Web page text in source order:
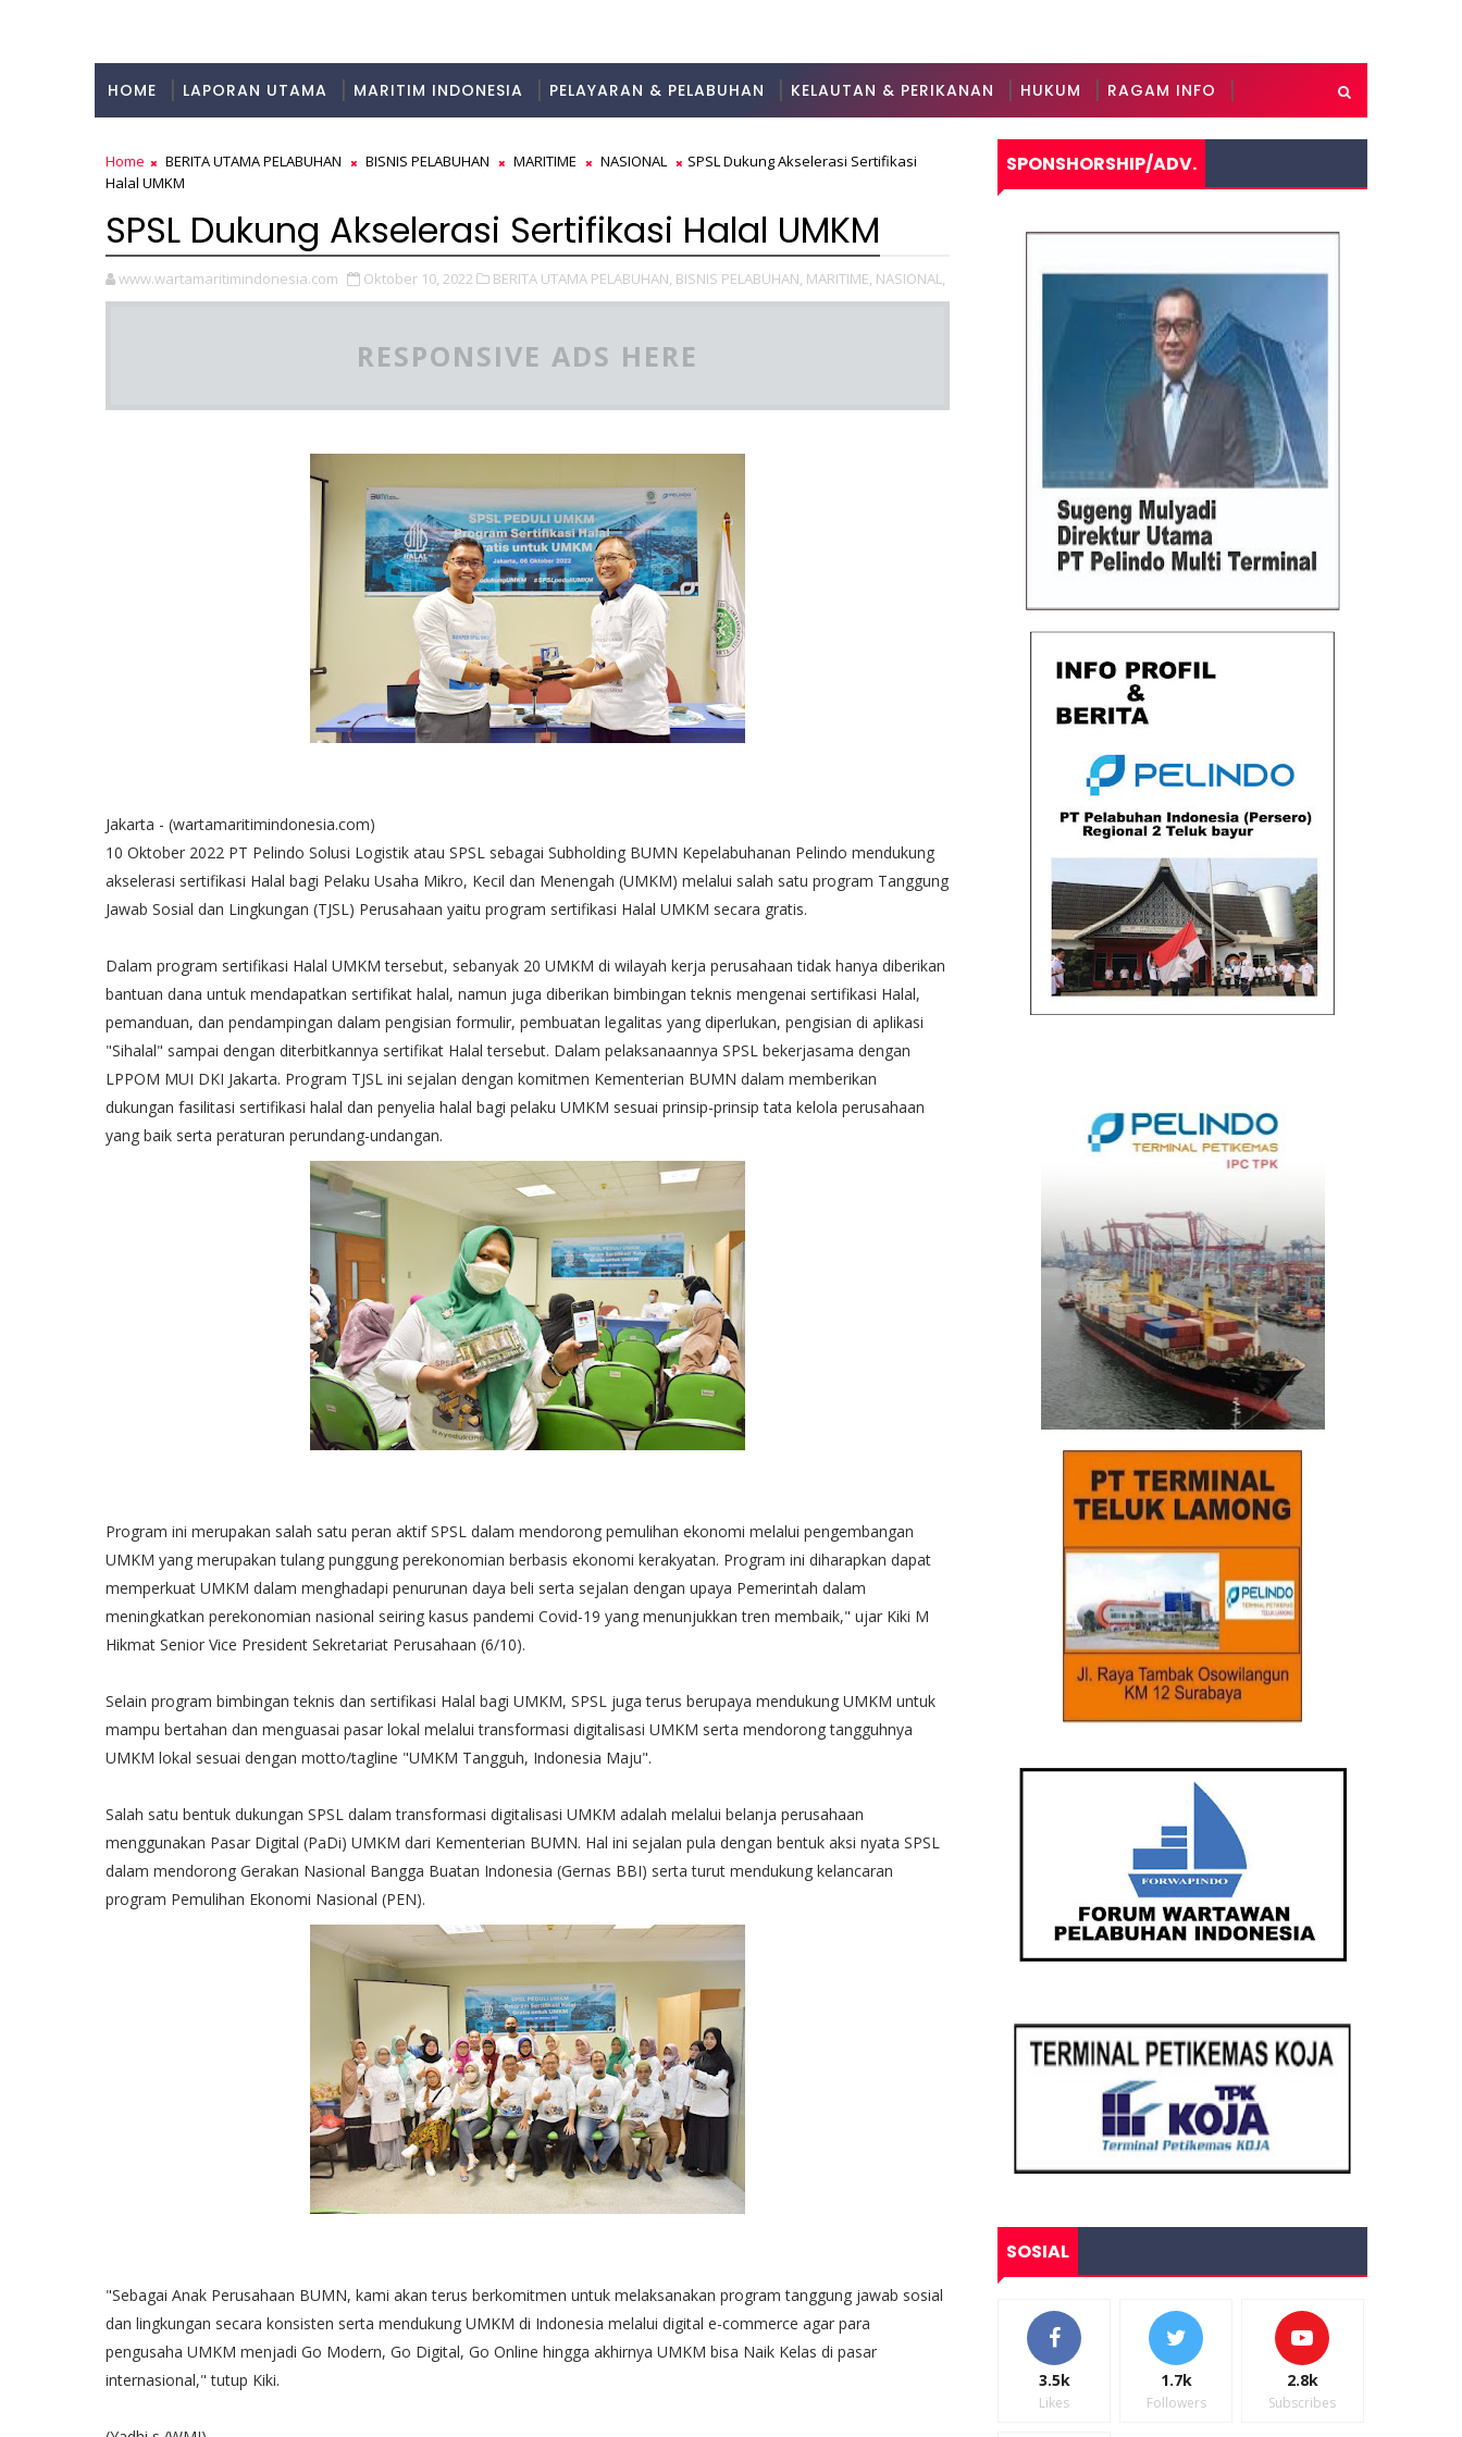
HOME LAPORAN UTAMA MARITIM INDONESIA PELAYARAN & PELABUHAN KELAUTAN & PERIKANAN HUKUM RAGAM INFO
Home BERITA UTAMA PELABUHAN BISNIS PELABUHAN MARITIME NASIONAL
SPSL Dukung Akselerasi Sertifikasi
Halal UMKM
SPSL Dukung Akselerasi Sertifikasi Halal UMKM
www.wartamaritimindonesia.com Oktober 10, 2022 BERITA UTAMA PELABUHAN, BISNIS PELABUHAN, MARITIME, NASIONAL,
RESPONSIVE ADS HERE
Jakarta - (wartamaritimindonesia.com)
10 Oktober 2022 PT Pelindo Solusi Logistik atau SPSL sebagai Subholding BUMN Kepelabuhanan Pelindo mendukung
akselerasi sertifikasi Halal bagi Pelaku Usaha Mikro, Kecil dan Menengah (UMKM) melalui salah satu program Tanggung
Jawab Sosial dan Lingkungan (TJSL) Perusahaan yaitu program sertifikasi Halal UMKM secara gratis.
Dalam program sertifikasi Halal UMKM tersebut, sebanyak 20 UMKM di wilayah kerja perusahaan tidak hanya diberikan
bantuan dana untuk mendapatkan sertifikat halal, namun juga diberikan bimbingan teknis mengenai sertifikasi Halal,
pemanduan, dan pendampingan dalam pengisian formulir, pembuatan legalitas yang diperlukan, pengisian di aplikasi
"Sihalal" sampai dengan diterbitkannya sertifikat Halal tersebut. Dalam pelaksanaannya SPSL bekerjasama dengan
LPPOM MUI DKI Jakarta. Program TJSL ini sejalan dengan komitmen Kementerian BUMN dalam memberikan
dukungan fasilitasi sertifikasi halal dan penyelia halal bagi pelaku UMKM sesuai prinsip-prinsip tata kelola perusahaan
yang baik serta peraturan perundang-undangan.
Program ini merupakan salah satu peran aktif SPSL dalam mendorong pemulihan ekonomi melalui pengembangan
UMKM yang merupakan tulang punggung perekonomian berbasis ekonomi kerakyatan. Program ini diharapkan dapat
memperkuat UMKM dalam menghadapi penurunan daya beli serta sejalan dengan upaya Pemerintah dalam
meningkatkan perekonomian nasional seiring kasus pandemi Covid-19 yang menunjukkan tren membaik," ujar Kiki M
Hikmat Senior Vice President Sekretariat Perusahaan (6/10).
Selain program bimbingan teknis dan sertifikasi Halal bagi UMKM, SPSL juga terus berupaya mendukung UMKM untuk
mampu bertahan dan menguasai pasar lokal melalui transformasi digitalisasi UMKM serta mendorong tangguhnya
UMKM lokal sesuai dengan motto/tagline "UMKM Tangguh, Indonesia Maju".
Salah satu bentuk dukungan SPSL dalam transformasi digitalisasi UMKM adalah melalui belanja perusahaan
menggunakan Pasar Digital (PaDi) UMKM dari Kementerian BUMN. Hal ini sejalan pula dengan bentuk aksi nyata SPSL
dalam mendorong Gerakan Nasional Bangga Buatan Indonesia (Gernas BBI) serta turut mendukung kelancaran
program Pemulihan Ekonomi Nasional (PEN).
"Sebagai Anak Perusahaan BUMN, kami akan terus berkomitmen untuk melaksanakan program tanggung jawab sosial
dan lingkungan secara konsisten serta mendukung UMKM di Indonesia melalui digital e-commerce agar para
pengusaha UMKM menjadi Go Modern, Go Digital, Go Online hingga akhirnya UMKM bisa Naik Kelas di pasar
internasional," tutup Kiki.
SPONSHORSHIP/ADV.
SOSIAL
3.5k
Likes
1.7k
Followers
2.8k
Subscribes